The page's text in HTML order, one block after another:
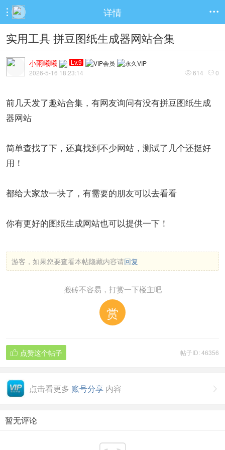
 详情 
实用工具 拼豆图纸生成器网站合集
小雨曦曦 Lv.9
 614  0
2026-5-16 18:23:14
前几天发了趣站合集，有网友询问有没有拼豆图纸生成
器网站
简单查找了下，还真找到不少网站，测试了几个还挺好
用！
都给大家放一块了，有需要的朋友可以去看看
你有更好的图纸生成网站也可以提供一下！
游客，如果您要查看本帖隐藏内容请回复
搬砖不容易，打赏一下楼主吧
赏
帖子ID: 46356
 点赞这个帖子

点击看更多 账号分享 内容
暂无评论